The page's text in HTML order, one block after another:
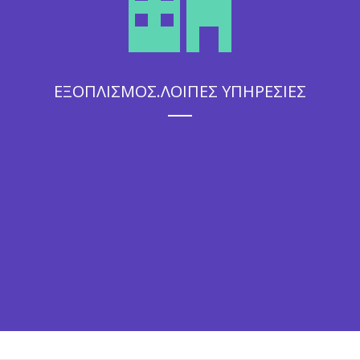
ΕΞΟΠΛΙΣΜΟΣ.ΛΟΙΠΕΣ ΥΠΗΡΕΣΙΕΣ